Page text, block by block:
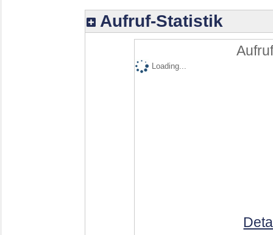
Aufruf-Statistik
Loading...